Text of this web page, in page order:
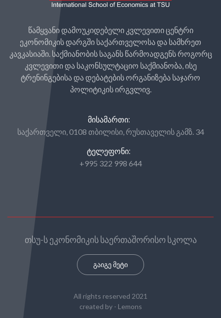
წამყვანი დამოუკიდებელი კვლევითი ცენტრი
ეკონომიკის დარგში საქართველოსა და სამხრეთ
კავკასიაში. საქმიანობის საგანს წარმოადგენს როგორც
კვლევითი და საკონსულტაციო საქმიანობა, ისე
ტრენინგებისა და დებატების ორგანიზება საჯარო
პოლიტიკის ირგვლივ.
ᲛᲘᲡᲐᲛᲐᲠᲗᲘ:
საქართველი, 0108 თბილისი, რუსთაველის გამზ. 34
ᲢᲔᲚᲔᲤᲝᲜᲘ:
+995 322 998 644
თსუ-ს ეკონომიკის საერთაშორისო სკოლა
გაიგე მეტი
All rights reserved 2021
created by - Lemons